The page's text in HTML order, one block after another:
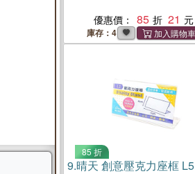
優惠價： 85 21
庫存：4
85 折
9.晴天 創意壓克力座框 L5